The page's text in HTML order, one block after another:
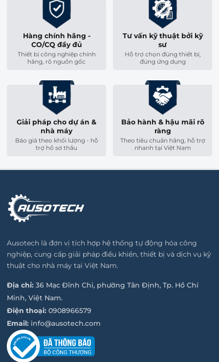
Hàng chính hãng -
CO/CQ đầy đủ
Thiết bị công nghiệp chính
hãng, rõ nguồn gốc
Tư vấn kỹ thuật bởi kỹ
sư
Hỗ trợ chọn đúng thiết bị,
đúng ứng dụng
Giải pháp cho dự án &
nhà máy
Báo giá theo khối lượng - hỗ
trợ hồ sơ thầu
Bảo hành & hậu mãi rõ
ràng
Theo tiêu chuẩn hãng, hỗ trợ
nhanh tại Việt Nam
Ausotech là đơn vị tích hợp hệ thống tự động hóa công
nghiệp, cung cấp giải pháp điều khiển, thiết bị và dịch vụ kỹ
thuật cho nhà máy tại Việt Nam.
Địa chỉ: 36 Mạc Đĩnh Chi, phường Tân Định, Tp. Hồ Chí
Minh, Việt Nam.
Điện thoại: 0908966579
Email: info@ausotech.com